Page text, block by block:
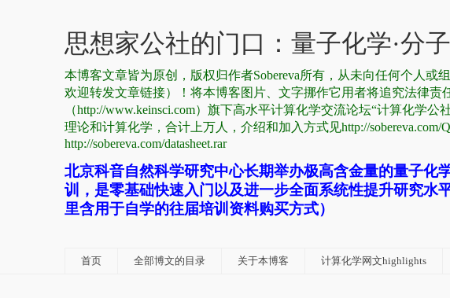
思想家公社的门口：量子化学·分
本博客文章皆为原创，版权归作者Sobereva所有，从未向任何个人
欢迎转发文章链接）！将本博客图片、文字挪作它用者将追究法律责
（http://www.keinsci.com）旗下高水平计算化学交流论坛“计算化学公
理论和计算化学，合计上万人，介绍和加入方式见http://sobereva.com/
http://sobereva.com/datasheet.rar
北京科音自然科学研究中心长期举办极高含金量的量子化
训，是零基础快速入门以及进一步全面系统性提升研究水
里含用于自学的往届培训资料购买方式）
首页 全部博文的目录 关于本博客 计算化学网文highlights